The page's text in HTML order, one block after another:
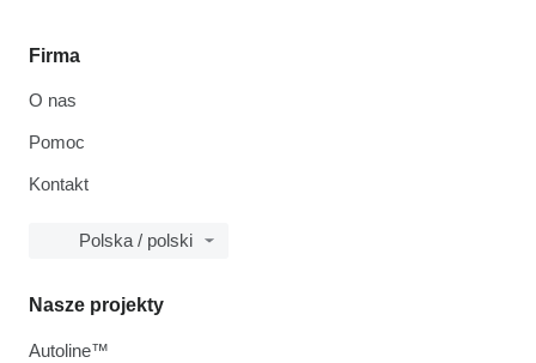
Firma
O nas
Pomoc
Kontakt
Polska / polski
Nasze projekty
Autoline™